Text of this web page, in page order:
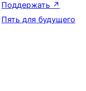
Поддержать ↗
Пять для будущего